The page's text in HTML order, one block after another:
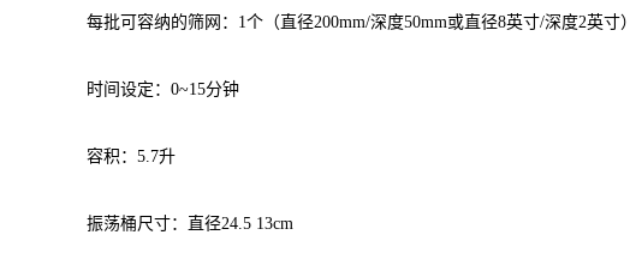
每批可容纳的筛网：1个（直径200mm/深度50mm或直径8英寸/深度2英寸）
时间设定：0~15分钟
容积：5.7升
振荡桶尺寸：直径24.5 13cm